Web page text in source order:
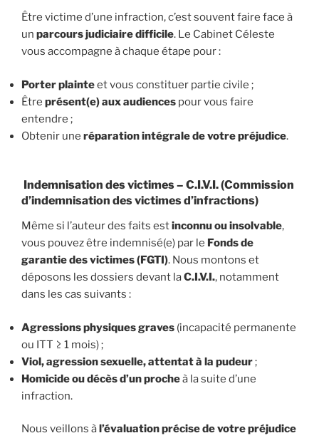
Être victime d’une infraction, c’est souvent faire face à
un parcours judiciaire difficile. Le Cabinet Céleste
vous accompagne à chaque étape pour :
Porter plainteet vous constituer partie civile ;
Être présent(e) aux audiences pour vous faire
entendre ;
Obtenir une réparation intégrale de votre préjudice.
Indemnisation des victimes – C.I.V.I. (Commission
d’indemnisation des victimes d’infractions)
Même si l’auteur des faits estinconnu ou insolvable,
vous pouvez être indemnisé(e) par le Fonds de
garantie des victimes (FGTI). Nous montons et
déposons les dossiers devant laC.I.V.I., notamment
dans les cas suivants :
Agressions physiques graves (incapacité permanente
ou ITT ≥ 1 mois) ;
Viol, agression sexuelle, attentat à la pudeur;
Homicide ou décès d’un procheà la suite d’une
infraction.
Nous veillons àl’évaluation précise de votre préjudice